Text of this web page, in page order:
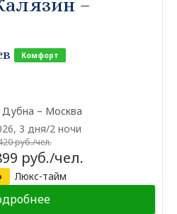
–
Комфорт
Дубна – Москва
3 дня/2 ночи
руб./чел.
руб./чел.
Люкс-тайм